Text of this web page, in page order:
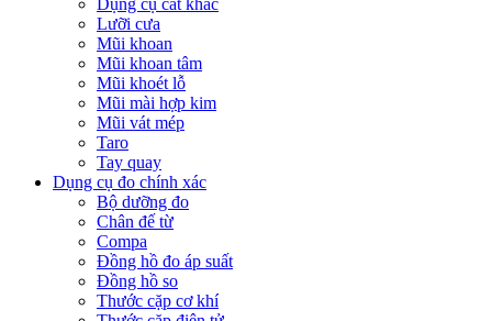
Dụng cụ cắt khác
Lưỡi cưa
Mũi khoan
Mũi khoan tâm
Mũi khoét lỗ
Mũi mài hợp kim
Mũi vát mép
Taro
Tay quay
Dụng cụ đo chính xác
Bộ dưỡng đo
Chân đế từ
Compa
Đồng hồ đo áp suất
Đồng hồ so
Thước cặp cơ khí